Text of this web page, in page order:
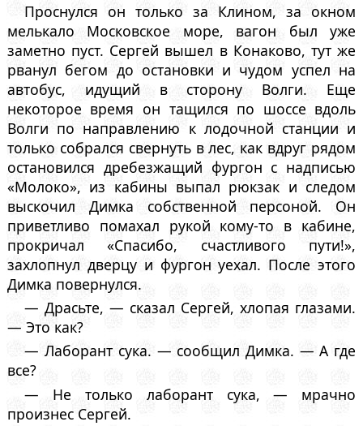
Проснулся он только за Клином, за окном
мелькало Московское море, вагон был уже
заметно пуст. Сергей вышел в Конаково, тут же
рванул бегом до остановки и чудом успел на
автобус, идущий в сторону Волги. Еще
некоторое время он тащился по шоссе вдоль
Волги по направлению к лодочной станции и
только собрался свернуть в лес, как вдруг рядом
остановился дребезжащий фургон с надписью
«Молоко», из кабины выпал рюкзак и следом
выскочил Димка собственной персоной. Он
приветливо помахал рукой кому-то в кабине,
прокричал «Спасибо, счастливого пути!»,
захлопнул дверцу и фургон уехал. После этого
Димка повернулся.
— Драсьте, — сказал Сергей, хлопая глазами.
— Это как?
— Лаборант сука. — сообщил Димка. — А где
все?
— Не только лаборант сука, — мрачно
произнес Сергей.